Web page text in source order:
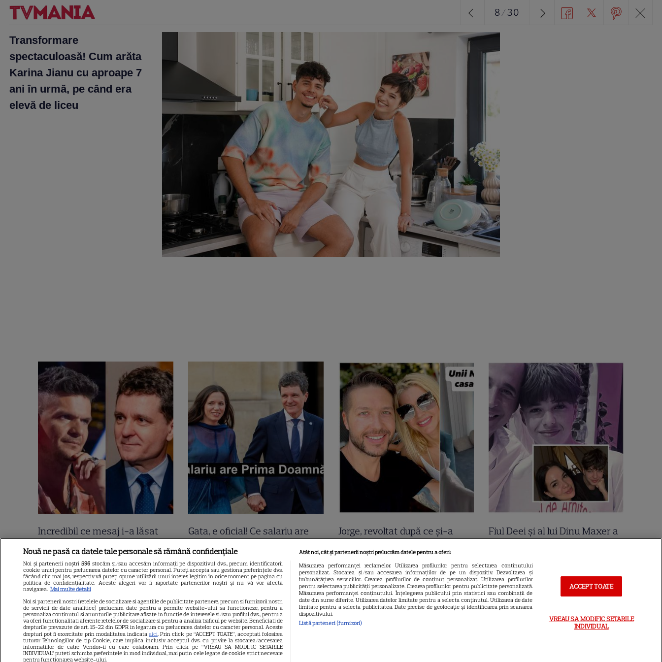
Transformare
spectaculoasă! Cum arăta
Karina Jianu cu aproape 7
ani în urmă, pe când era
elevă de liceu
8/30
Incredibil ce mesaj i-a lăsat
Tudor Chirilă lui Nicușor Dan,
direct pe Facebook! 2400 de
oameni i-au dat like lui Tudor!
“Sunt curios cine vă…”.
Continuarea e șah mat
Gata, e oficial! Ce salariu are
Mirabela Grădinaru, dar asta
nu e tot! Surpriza uriașă din
declarația de avere! Da, scrie
negru pe alb! O cheamă…
Jorge, revoltat după ce și-a
devastat. Ce au lăsat în urmă
turiștii este strigător la Cer
Fiul Deei și al lui Dinu Maxer a
din București. Andreas, admis
fără meditații, cu note maxime
Nouă ne pasă ca datele tale personale să rămână confidențiale
Noi și partenerii noștri 596stocăm și/sau accesăm informații pe dispozitivul dvs., precum identificatorii
cookie unici pentru prelucrarea datelor cu caracter personal. Puteți accepta sau gestiona preferințele dvs.
făcând clic mai jos, respectiv vă puteți opune utilizării unui interes legitim în orice moment pe pagina cu
politica de confidențialitate. Aceste alegeri vor fi raportate partenerilor noștri și nu vă vor afecta
navigarea. Mai multe detalii
Noi si partenerii nostri (retelele de socializare si agentiile de publicitate partenere, precum si furnizorii nostri
de servicii de date analitice) prelucram date pentru a permite website-ului sa functioneze, pentru a
personaliza continutul si anunturile publicitare afisate in functie de interesele si/sau profilul dvs., pentru a
va oferi functionalitati aferente retelelor de socializare si pentru a analiza traficul pe website. Beneficiati de
drepturile prevazute de art. 15-22 din GDPR in legatura cu prelucrarea datelor cu caracter personal. Aceste
drepturi pot fi exercitate prin modalitatea indicataaici. Prin click pe “ACCEPT TOATE”, acceptati folosirea
tuturor Tehnologiilor de tip Cookie, care implica inclusiv acceptul dvs. cu privire la stocarea/accesarea
informatiilor de catre Vendor-ii cu care colaboram. Prin click pe “VREAU SA MODIFIC SETARILE
INDIVIDUAL” puteti schimba preferintele in mod individual, mai putin cele legate de cookie strict necesare
pentru functionarea website-ului.
Atât noi, cât și partenerii noștri prelucrăm datele pentru a oferi:
Măsurarea performanței reclamelor. Utilizarea profilurilor pentru selectarea conținutului
personalizat. Stocarea și/sau accesarea informațiilor de pe un dispozitiv. Dezvoltarea și
îmbunătățirea serviciilor. Crearea profilurilor de conținut personalizat. Utilizarea profilurilor
pentru selectarea publicității personalizate. Crearea profilurilor pentru publicitate personalizată.
Măsurarea performanței conținutului. Înțelegerea publicului prin statistici sau combinații de
date din surse diferite. Utilizarea datelor limitate pentru a selecta conținutul. Utilizarea de date
limitate pentru a selecta publicitatea. Date precise de geolocație și identificarea prin scanarea
dispozitivului.
Listă parteneri (furnizori)
ACCEPT TOATE
VREAU SA MODIFIC SETARILE
INDIVIDUAL